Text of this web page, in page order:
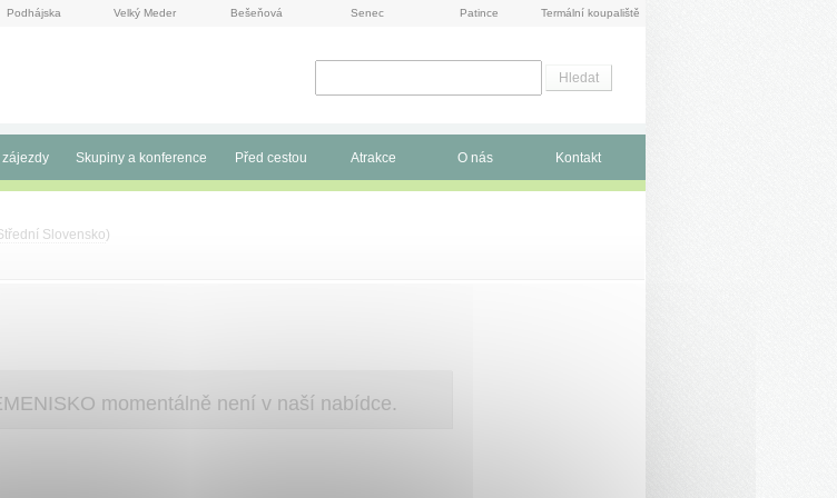
Podhájska Velký Meder Bešeňová Senec Patince Termální koupaliště
Skupiny a konference Před cestou Atrakce O nás Kontakt
Slovensko)
momentálně není v naší nabídce.